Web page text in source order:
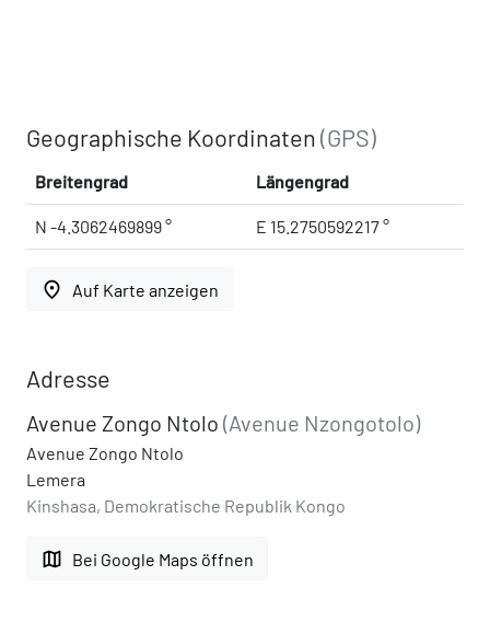
Geographische Koordinaten(GPS)
Breitengrad Längengrad
N -4.3062469899 ° E 15.2750592217 °
place Auf Karte anzeigen
Adresse
Avenue Zongo Ntolo (Avenue Nzongotolo)
Avenue Zongo Ntolo
Lemera
Kinshasa, Demokratische Republik Kongo
map Bei Google Maps öffnen